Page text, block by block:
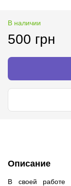
В наличии
500 грн
Описание
В своей работе